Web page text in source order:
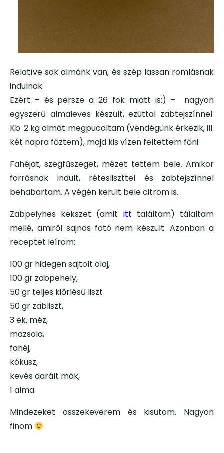
Relatíve sok almánk van, és szép lassan romlásnak
indulnak.
Ezért – és persze a 26 fok miatt is:) – nagyon
egyszerű almaleves készült, ezúttal zabtejszínnel.
Kb. 2 kg almát megpucoltam (vendégünk érkezik, ill.
két napra főztem), majd kis vízen feltettem főni.
Fahéjat, szegfűszeget, mézet tettem bele. Amikor
forrásnak indult, rétesliszttel és zabtejszínnel
behabartam. A végén került bele citrom is.
Zabpelyhes kekszet (amit itt találtam) tálaltam
mellé, amiről sajnos fotó nem készült. Azonban a
receptet leírom:
100 gr hidegen sajtolt olaj,
100 gr zabpehely,
50 gr teljes kiőrlésű liszt
50 gr zabliszt,
3 ek. méz,
mazsola,
fahéj,
kókusz,
kevés darált mák,
1 alma.
Mindezeket összekeverem és kisütöm. Nagyon
finom